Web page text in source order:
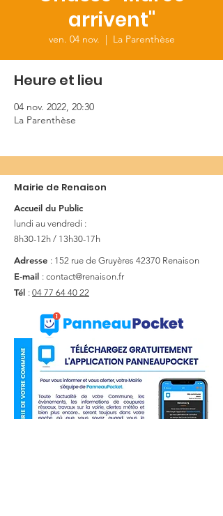
arrivent"
ven. 04 nov.
  |
La Parenthèse
Heure et lieu
04 nov. 2022, 20:30
La Parenthèse
Mairie de Renaison
Accueil du Public
lundi au vendredi :
8h30-12h / 13h30-17h
Adresse : 152 rue de Gruyères 42370 Renaison
E-mail : contact@renaison.fr
Tél : 04 77 64 40 22